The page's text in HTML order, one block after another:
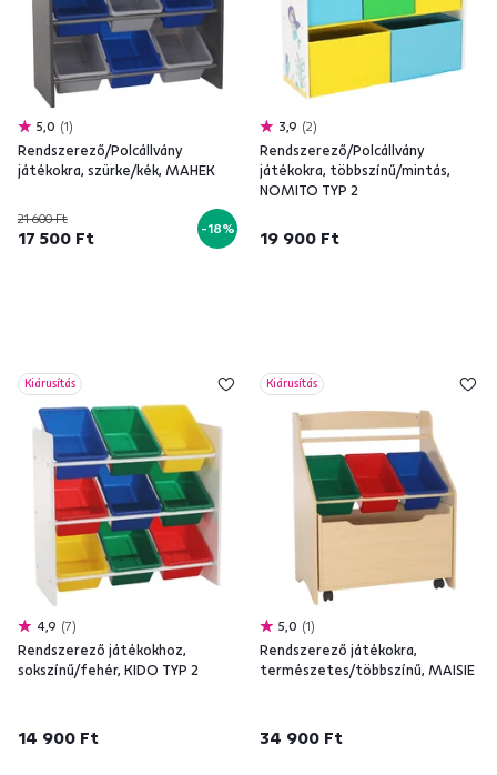
5,0 1
Rendszerező/Polcállvány
játékokra, szürke/kék, MAHEK
21 600 Ft
17 500 Ft -18%
3,9 2
Rendszerező/Polcállvány
játékokra, többszínű/mintás,
NOMITO TYP 2
19 900 Ft
Kiárusítás
4,9 7
Rendszerező játékokhoz,
sokszínű/fehér, KIDO TYP 2
14 900 Ft
Kiárusítás
5,0 1
Rendszerező játékokra,
természetes/többszínű, MAISIE
34 900 Ft